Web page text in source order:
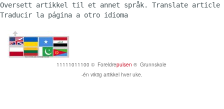
Oversett artikkel til et annet språk. Translate article to
Traducir la página a otro idioma
11111011100 © Foreldrepulsen ® Grunnskole
-én viktig artikkel hver uke.